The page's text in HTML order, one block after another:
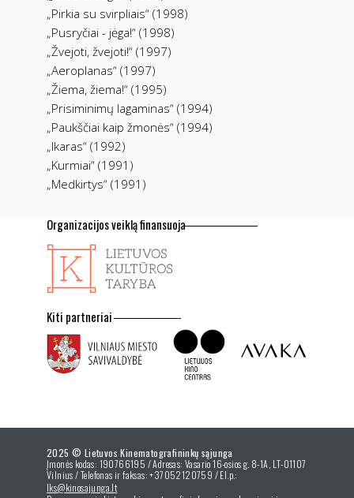
„Pirkia su svirpliais“ (1998)
„Pusryčiai - jėga!“ (1998)
„Žvejoti, žvejoti!“ (1997)
„Aeroplanas“ (1997)
„Žiema, žiema!“ (1995)
„Prisiminimų lagaminas“ (1994)
„Paukščiai kaip žmonės“ (1994)
„Ikaras“ (1992)
„Kurmiai“ (1991)
„Medkirtys“ (1991)
Organizacijos veiklą finansuoja
Kiti partneriai
2025 © Lietuvos Kinematografininkų sąjunga
Įmonės kodas: 190766195 / Adresas: Vasario 16-osios g. 8-1A, LT-01107
Vilnius / Telefonas ir faksas: +37052120759 / El.p.:
lks@kinosajunga.lt